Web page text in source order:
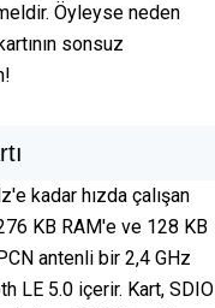
Öyleyse neden
sonsuz
kadar hızda çalışan
KB RAM'e ve 128 KB
antenli bir 2,4 GHz
LE 5.0 içerir. Kart, SDIO